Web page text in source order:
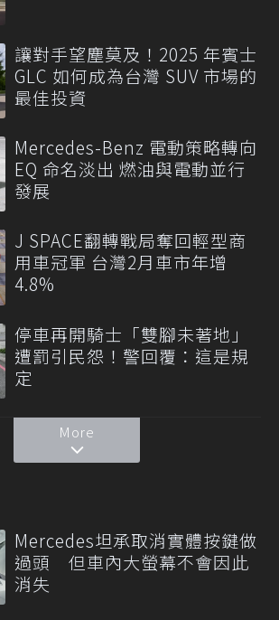
讓對手望塵莫及！2025 年賓士
GLC 如何成為台灣 SUV 市場的
最佳投資
Mercedes-Benz 電動策略轉向
EQ 命名淡出 燃油與電動並行
發展
J SPACE翻轉戰局奪回輕型商
用車冠軍 台灣2月車市年增
4.8%
停車再開騎士「雙腳未著地」
遭罰引民怨！警回覆：這是規
定
More
Mercedes坦承取消實體按鍵做
過頭 但車內大螢幕不會因此
消失